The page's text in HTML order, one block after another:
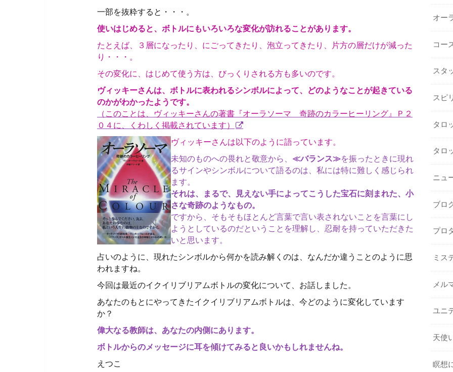
一部を抜粋すると・・・。
使いはじめると、ボトルにもいろいろな変化が訪れることがあります。
たとえば、３層になったり、にごってきたり、泡立ってきたり、片方の層だけが減った
り・・・。
その変化に、はじめて使う方は、びっくりされる方も多いのです。
ヴィッキーさんは、ボトルに表われるシンボルによって、どのようなことが起きている
のかがわかったようです。
（このことは、ヴィッキーさんの著書『オーラソーマ 奇跡のカラーヒーリング』Ｐ２
０４に、くわしく掲載されています）
ヴィッキーさんは以下のように語っています。
未知のものへの畏れと敬意から、 ≪バランス≫を振ったときに現れ
るサインやシンボルについて語るのは、私には特に難しく感じられ
ます。
それは、まるで、見えない手によってこうした宝石に刻まれた、小
さな奇跡のようなもの。
ですから、そもそもほとんど言葉で言い表されないことを言葉にし
ようとしているのだということを理解し、忍耐を持っていただきた
いと思います。
占いのように、現れたシンボルから何かを読み解くのは、なんだか違うことのように思
われますね。
今回は最近のイクイリブリアムボトルの変化について、お話しました。
あなたのもとにやってきたイクイリブリアムボトルは、今どのように変化しています
か？
偉大なる教師は、あなたの内側にあります。
ボトルからのメッセージに耳を傾けてみると良いかもしれませんね。
えつこ
オー
コー
スタ
スピ
タロ
タロ
ニュ
ブロ
プロ
ミス
メル
ユニ
天使
瞑想